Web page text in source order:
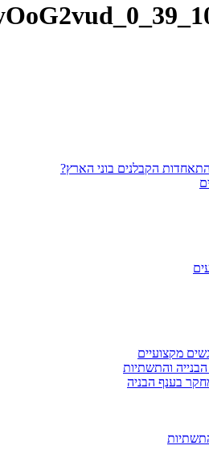
הקבלנים בוני הארץ?
מקצועיים
והתשתיות
בענף הבניה